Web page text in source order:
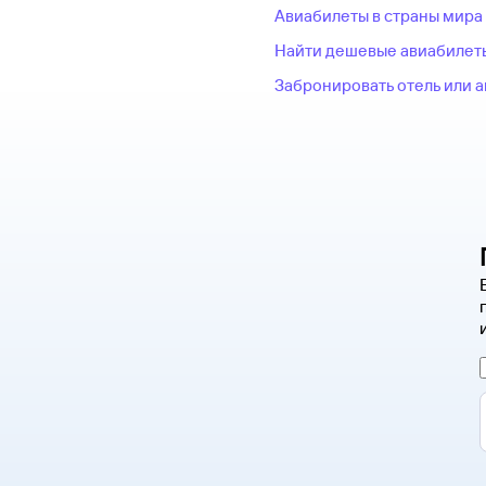
Авиабилеты в страны мира
Найти дешевые
Забронировать отель или